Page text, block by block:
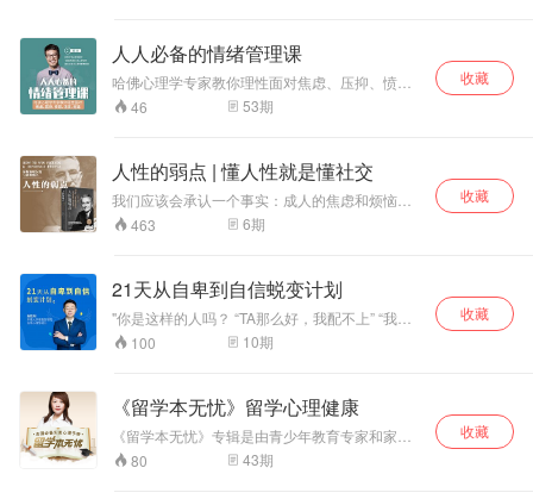
人人必备的情绪管理课
哈佛心理学专家教你理性面对焦虑、压抑、愤
怒、沮丧、拖延
46 53期
收藏
人性的弱点 | 懂人性就是懂社交
我们应该会承认一个事实：成人的焦虑和烦恼，
多半是来自于人际关系。 人际关系不仅影响着我
们每天的心情，还会操控我们是否能够升职加
响方方面面，它的重要性不言而喻。 怎样才能掌
控人际关系，让自己人生的旅途更加通畅？ 先去
了解“人性的弱点”！
463 6期
收藏
21天从自卑到自信蜕变计划
"你是这样的人吗？ “TA那么好，我配不上” “我不
行，我会把事情搞砸的” “TA是不是不喜欢我” 领导
面前没法儿自信汇报成绩，别人在台前风光，你
体活动更是能躲就躲，与同事关系一般 有好感的
异性不敢主动接近，错过本该美好的感情，留下
很多遗憾 人群中没有存在感，很难融入一个圈
子，措施获得优质人脉的机会 客户面前局促不
安，不知道该聊些什么，别人发展越来越好，你
100 10期
收藏
《留学本无忧》留学心理健康
《留学本无忧》专辑是由青少年教育专家和家庭
心理医生林家羽女士，根据其二十多年学校咨询
和临床治疗的丰富经验编写而成，旨在为广大的
80 43期
收藏